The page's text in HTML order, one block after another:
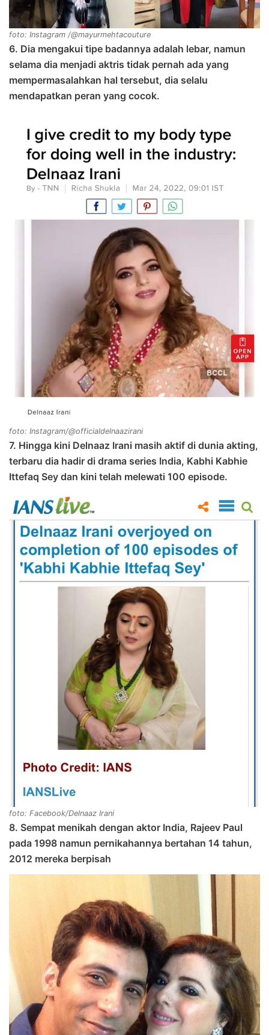
foto: Instagram /@mayurmehtacouture
6. Dia mengakui tipe badannya adalah lebar, namun
selama dia menjadi aktris tidak pernah ada yang
mempermasalahkan hal tersebut, dia selalu
mendapatkan peran yang cocok.
foto: Instagram/@officialdelnaazirani
7. Hingga kini Delnaaz Irani masih aktif di dunia akting,
terbaru dia hadir di drama series India, Kabhi Kabhie
Ittefaq Sey dan kini telah melewati 100 episode.
foto: Facebook/Delnaaz Irani
8. Sempat menikah dengan aktor India, Rajeev Paul
pada 1998 namun pernikahannya bertahan 14 tahun,
2012 mereka berpisah